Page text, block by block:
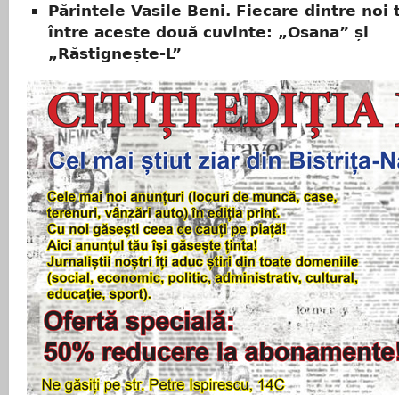
Părintele Vasile Beni. Fiecare dintre noi
între aceste două cuvinte: „Osana” și
„Răstignește-L”